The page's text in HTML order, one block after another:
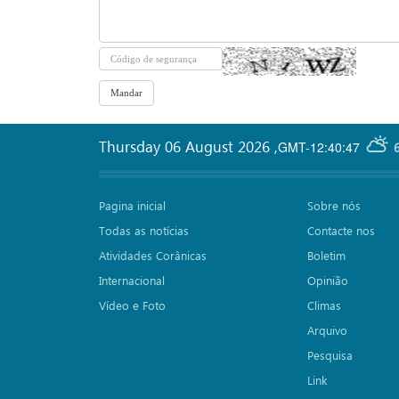
GMT-12:40:47
Thursday 06 August 2026 ,
Pagina inicial
Todas as notícias
Atividades Corânicas
Internacional
Vídeo e Foto
Sobre nós
Contacte nos
Boletim
Opinião
Climas
Arquivo
Pesquisa
Link